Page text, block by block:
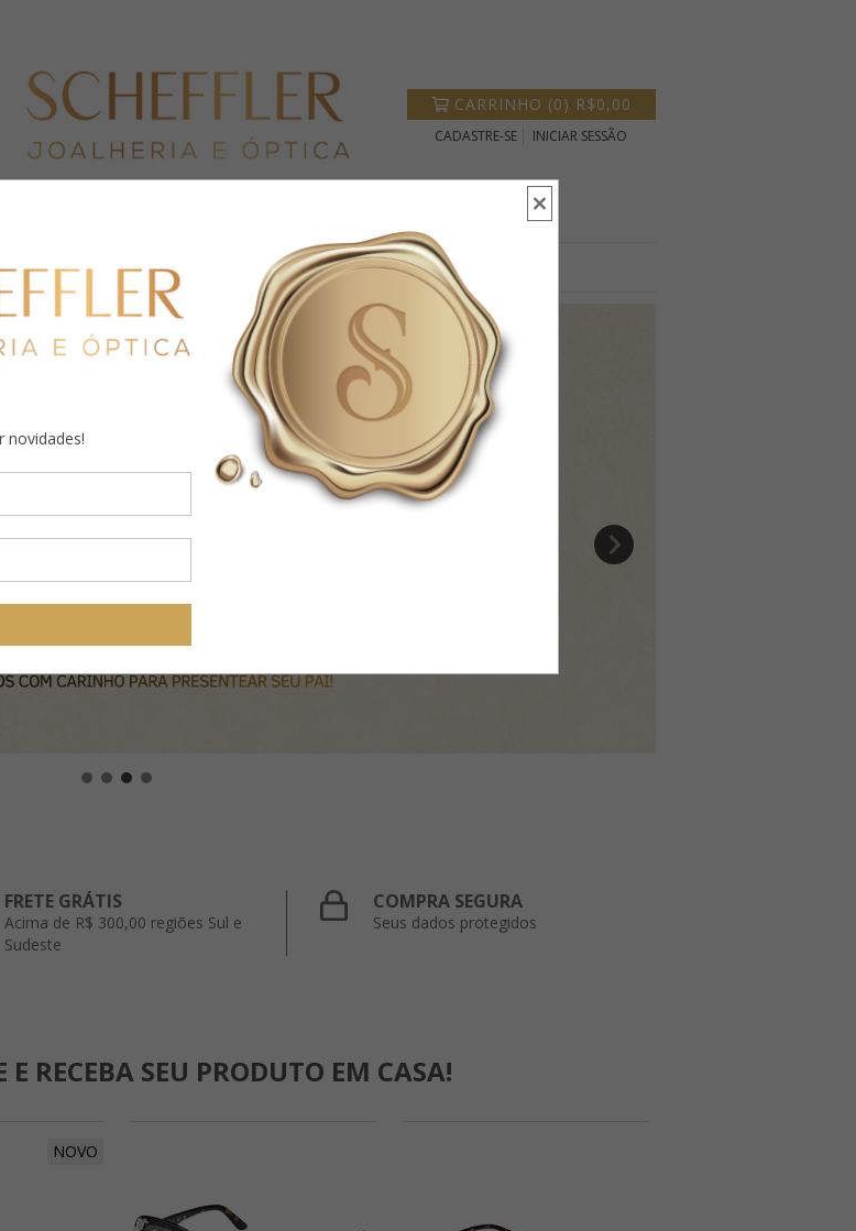
CARRINHO (0) R$0,00
CADASTRE-SE INICIAR SESSÃO
KIDS CANETAS CHIMARRÃO SUPER SALE
FRETE GRÁTIS
Acima de R$ 300,00 regiões Sul e
Sudeste
COMPRA SEGURA
Seus dados protegidos
RECEBA SEU PRODUTO EM CASA!
NOVO
novidades!